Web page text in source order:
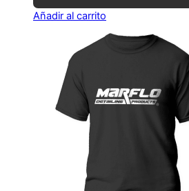
Añadir al carrito